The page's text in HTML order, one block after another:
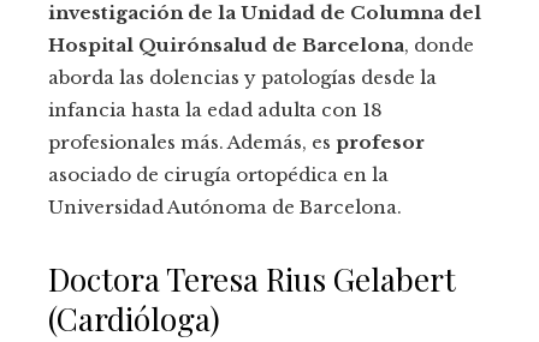
investigación de la Unidad de Columna del
Hospital Quirónsalud de Barcelona, donde
aborda las dolencias y patologías desde la
infancia hasta la edad adulta con 18
profesionales más. Además, es profesor
asociado de cirugía ortopédica en la
Universidad Autónoma de Barcelona.
Doctora Teresa Rius Gelabert
(Cardióloga)